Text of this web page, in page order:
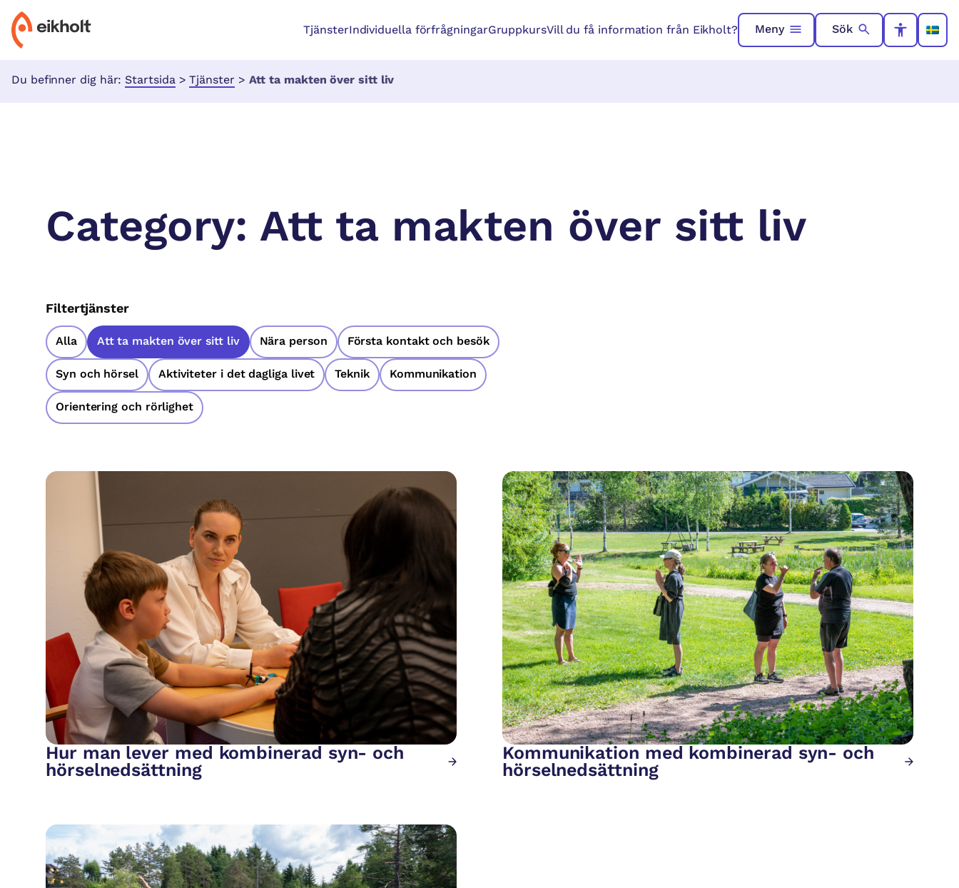
TjänsterIndividuella förfrågningarGruppkursVill du få information från Eikholt? Meny Sök
Du befinner dig här: Startsida > Tjänster > Att ta makten över sitt liv
Category: Att ta makten över sitt liv
Filtertjänster
Alla Att ta makten över sitt liv Nära person Första kontakt och besök
Syn och hörsel Aktiviteter i det dagliga livet Teknik Kommunikation
Orientering och rörlighet
Hur man lever med kombinerad syn- och
hörselnedsättning
Kommunikation med kombinerad syn- och
hörselnedsättning